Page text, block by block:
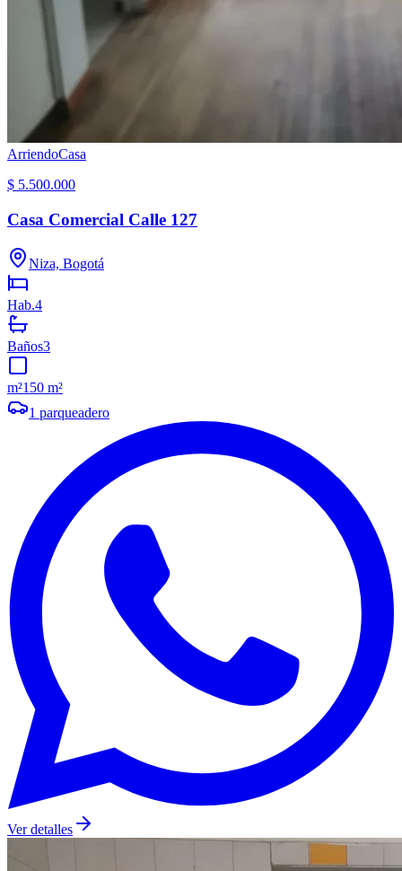
ArriendoCasa
$ 5.500.000
Casa Comercial Calle 127
Niza, Bogotá
Hab.4
Baños3
m²150 m²
1 parqueadero
Ver detalles